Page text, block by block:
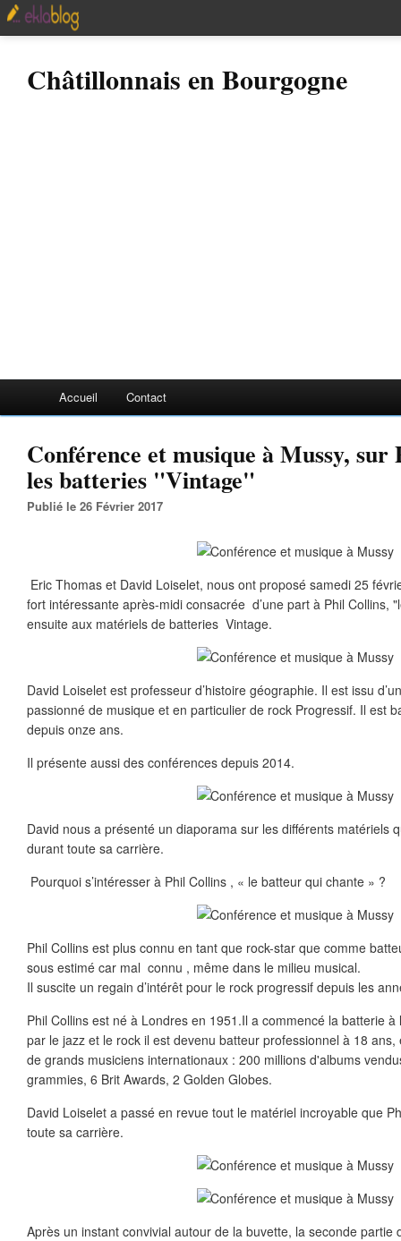
Châtillonnais en Bourgogne
Accueil Contact
Conférence et musique à Mussy,
les batteries "Vintage"
Publié le 26 Février 2017
Eric Thomas et David Loiselet, nous ont proposé samedi 25
fort intéressante après-midi consacrée d’une part à Phil Collins,
ensuite aux matériels de batteries Vintage.
David Loiselet est professeur d’histoire géographie. Il est issu
passionné de musique et en particulier de rock Progressif. Il est
depuis onze ans.
Il présente aussi des conférences depuis 2014.
David nous a présenté un diaporama sur les différents matériels
durant toute sa carrière.
Pourquoi s’intéresser à Phil Collins , « le batteur qui chante » ?
Phil Collins est plus connu en tant que rock-star que comme
sous estimé car mal connu , même dans le milieu musical.
Il suscite un regain d’intérêt pour le rock progressif depuis les
Phil Collins est né à Londres en 1951.Il a commencé la batterie
par le jazz et le rock il est devenu batteur professionnel à 18
de grands musiciens internationaux : 200 millions d'albums
grammies, 6 Brit Awards, 2 Golden Globes.
David Loiselet a passé en revue tout le matériel incroyable que
toute sa carrière.
Après un instant convivial autour de la buvette, la seconde partie